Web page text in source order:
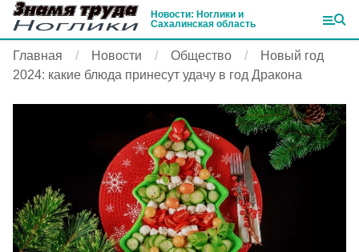
Новости: Ноглики и
Сахалинская область
Главная Новости Общество
Новый год
2024: какие блюда принесут удачу в год Дракона